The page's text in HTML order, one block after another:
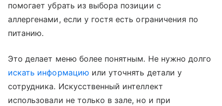
помогает убрать из выбора позиции с
аллергенами, если у гостя есть ограничения по
питанию.
Это делает меню более понятным. Не нужно долго
искать информацию или уточнять детали у
сотрудника. Искусственный интеллект
использовали не только в зале, но и при